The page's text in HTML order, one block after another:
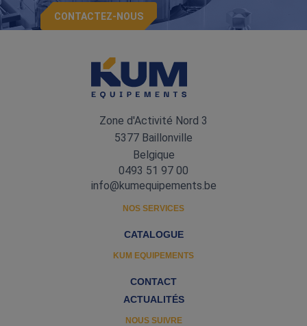
CONTACTEZ-NOUS
Zone d'Activité Nord 3
5377 Baillonville
Belgique
0493 51 97 00
info@kumequipements.be
NOS SERVICES
CATALOGUE
KUM EQUIPEMENTS
CONTACT
ACTUALITÉS
NOUS SUIVRE